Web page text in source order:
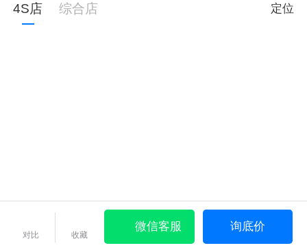
4S店 综合店 定位
对比 收藏
微信客服 询底价